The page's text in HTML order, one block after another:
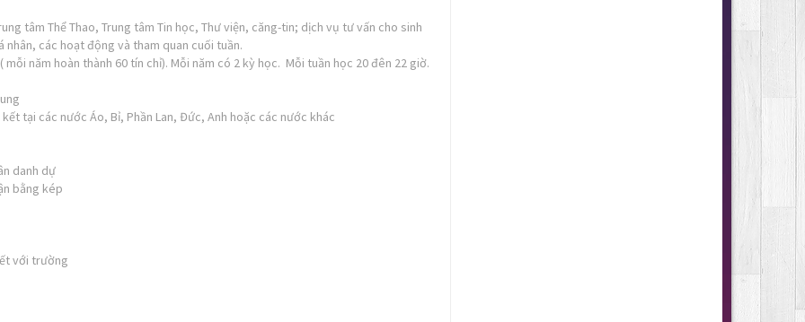
tâm Thể Thao, Trung tâm Tin học, Thư viện, căng-tin; dịch vụ tư vấn cho sinh
các hoạt động và tham quan cuối tuần.
mỗi năm hoàn thành 60 tín chỉ). Mỗi năm có 2 kỳ học. Mỗi tuần học 20 đên 22 giờ.
tại các nước Áo, Bỉ, Phần Lan, Đức, Anh hoặc các nước khác
danh dự
bằng kép
với trường